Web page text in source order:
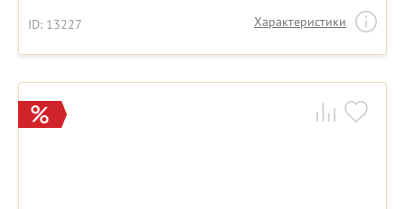
ID: 13227 Характеристики